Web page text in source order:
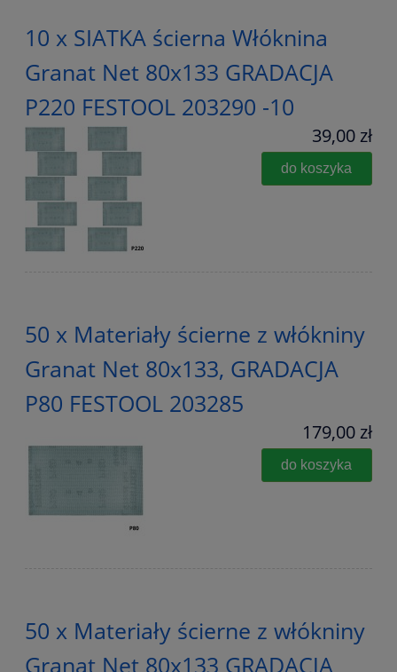
10 x SIATKA ścierna Włóknina
Granat Net 80x133 GRADACJA
P220 FESTOOL 203290 -10
39,00 zł
do koszyka
50 x Materiały ścierne z włókniny
Granat Net 80x133, GRADACJA
P80 FESTOOL 203285
179,00 zł
do koszyka
50 x Materiały ścierne z włókniny
Granat Net 80x133 GRADACJA